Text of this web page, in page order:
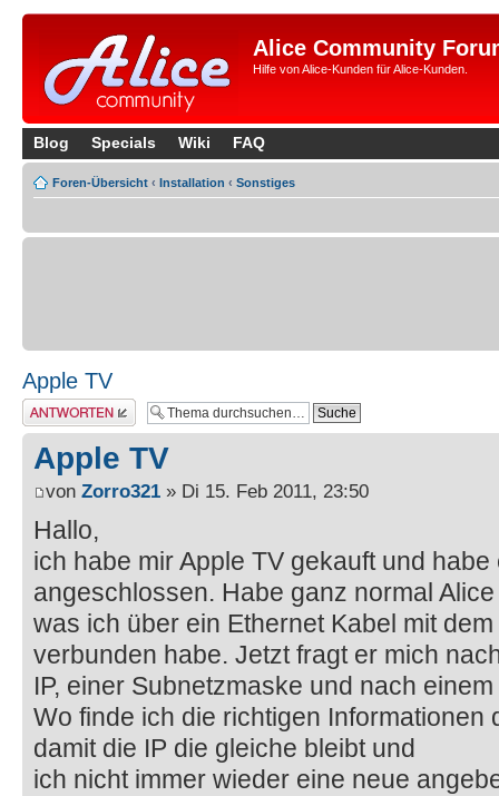
Alice Community
Hilfe von Alice-Kunden für Alice-Kunden.
Blog Specials Wiki FAQ
Foren-Übersicht ‹ Installation ‹ Sonstiges
Apple TV
Antwort erstellen
Apple TV
von Zorro321 » Di 15. Feb 2011, 23:50
Hallo,
ich habe mir Apple TV gekauft und
angeschlossen. Habe ganz normal
was ich über ein Ethernet Kabel mit
verbunden habe. Jetzt fragt er mich
IP, einer Subnetzmaske und nach
Wo finde ich die richtigen Informationen
damit die IP die gleiche bleibt und
ich nicht immer wieder eine neue